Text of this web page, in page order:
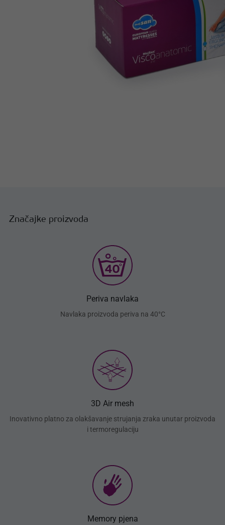
Značajke proizvoda
Periva navlaka
Navlaka proizvoda periva na 40°C
3D Air mesh
Inovativno platno za olakšavanje strujanja zraka unutar proizvoda
i termoregulaciju
Memory pjena